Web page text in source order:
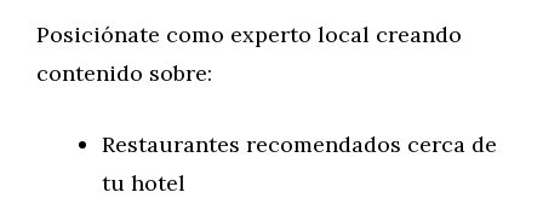
Posiciónate como experto local creando
contenido sobre:
Restaurantes recomendados cerca de
tu hotel